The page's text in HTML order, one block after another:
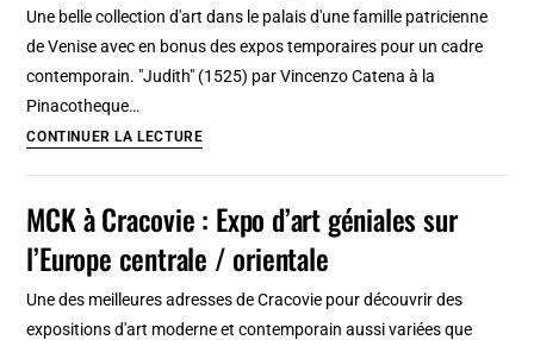
Stockholm
Une belle collection d'art dans le palais d'une famille patricienne
de Venise avec en bonus des expos temporaires pour un cadre
contemporain. "Judith" (1525) par Vincenzo Catena à la
Pinacotheque…
CONTINUER LA LECTUREFondation
à
Venise:
MCK à Cracovie : Expo d’art géniales sur
l’Europe centrale / orientale
Une des meilleures adresses de Cracovie pour découvrir des
expositions d'art moderne et contemporain aussi variées que